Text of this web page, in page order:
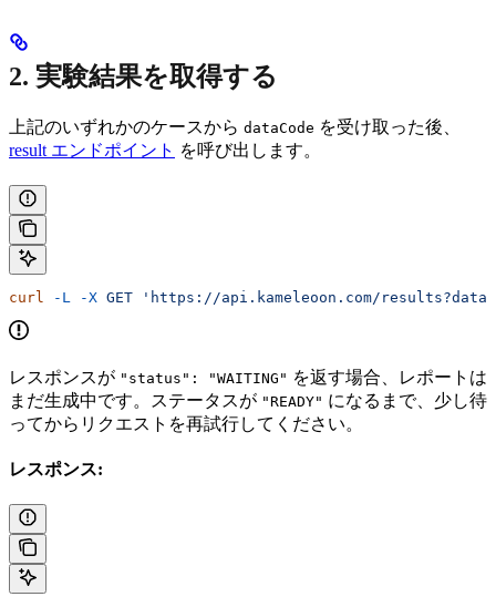
2. 実験結果を取得する
上記のいずれかのケースから dataCode を受け取った後、
result エンドポイント を呼び出します。
curl -L -X GET 'https://api.kameleoon.com/
レスポンスが "status": "WAITING" を返す場合、レポートは
まだ生成中です。ステータスが "READY" になるまで、少し待
ってからリクエストを再試行してください。
レスポンス: